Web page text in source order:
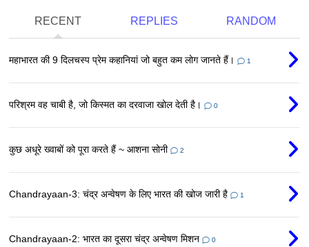
RECENT REPLIES RANDOM
महाभारत की 9 दिलचस्प प्रेम कहानियां जो बहुत कम लोग जानते हैं। 1
परिश्रम वह चाबी है, जो किस्मत का दरवाजा खोल देती है। 0
कुछ अधूरे ख्वाबों को पूरा करते हैं ~ आशना सोनी 2
Chandrayaan-3: चंद्र अन्वेषण के लिए भारत की खोज जारी है 1
Chandrayaan-2: भारत का दूसरा चंद्र अन्वेषण मिशन 0